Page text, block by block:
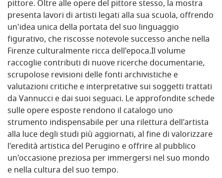
pittore. Oltre alle opere del pittore stesso, la mostra
presenta lavori di artisti legati alla sua scuola, offrendo
un'idea unica della portata del suo linguaggio
figurativo, che riscosse notevole successo anche nella
Firenze culturalmente ricca dell'epoca.Il volume
raccoglie contributi di nuove ricerche documentarie,
scrupolose revisioni delle fonti archivistiche e
valutazioni critiche e interpretative sui soggetti trattati
da Vannucci e dai suoi seguaci. Le approfondite schede
sulle opere esposte rendono il catalogo uno
strumento indispensabile per una rilettura dell'artista
alla luce degli studi più aggiornati, al fine di valorizzare
l'eredità artistica del Perugino e offrire al pubblico
un'occasione preziosa per immergersi nel suo mondo
e nella cultura del suo tempo.